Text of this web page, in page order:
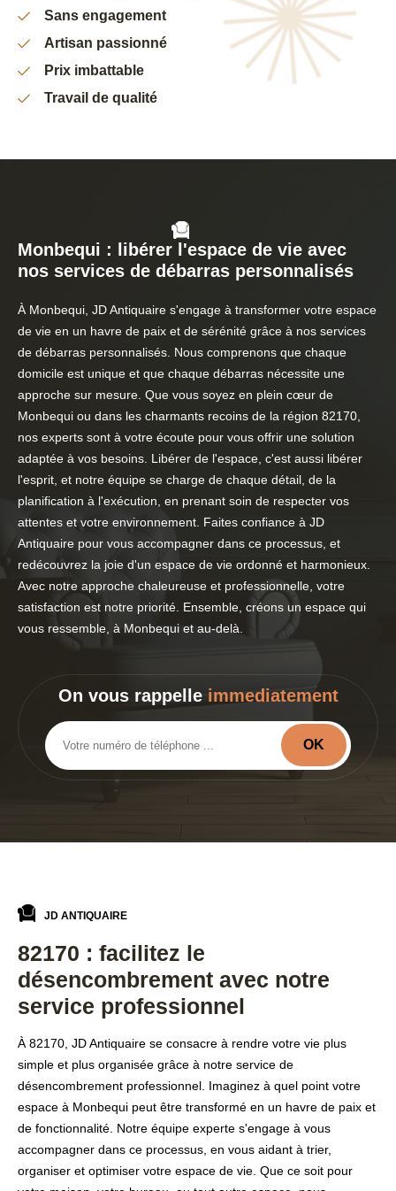
Sans engagement
Artisan passionné
Prix imbattable
Travail de qualité
Monbequi : libérer l'espace de vie avec
nos services de débarras personnalisés
À Monbequi, JD Antiquaire s'engage à transformer votre espace
de vie en un havre de paix et de sérénité grâce à nos services
de débarras personnalisés. Nous comprenons que chaque
domicile est unique et que chaque débarras nécessite une
approche sur mesure. Que vous soyez en plein cœur de
Monbequi ou dans les charmants recoins de la région 82170,
nos experts sont à votre écoute pour vous offrir une solution
adaptée à vos besoins. Libérer de l'espace, c'est aussi libérer
l'esprit, et notre équipe se charge de chaque détail, de la
planification à l'exécution, en prenant soin de respecter vos
attentes et votre environnement. Faites confiance à JD
Antiquaire pour vous accompagner dans ce processus, et
redécouvrez la joie d'un espace de vie ordonné et harmonieux.
Avec notre approche chaleureuse et professionnelle, votre
satisfaction est notre priorité. Ensemble, créons un espace qui
vous ressemble, à Monbequi et au-delà.
On vous rappelle immediatement
JD ANTIQUAIRE
82170 : facilitez le
désencombrement avec notre
service professionnel
À 82170, JD Antiquaire se consacre à rendre votre vie plus
simple et plus organisée grâce à notre service de
désencombrement professionnel. Imaginez à quel point votre
espace à Monbequi peut être transformé en un havre de paix et
de fonctionnalité. Notre équipe experte s'engage à vous
accompagner dans ce processus, en vous aidant à trier,
organiser et optimiser votre espace de vie. Que ce soit pour